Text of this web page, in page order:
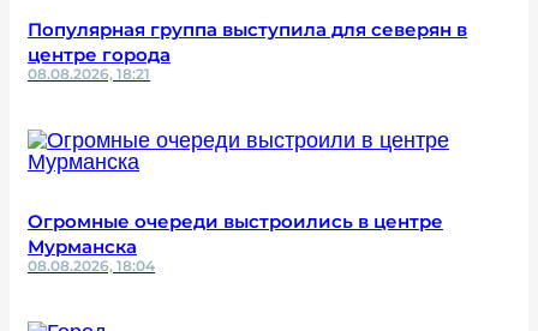
Популярная группа выступила для северян в
центре города
08.08.2026, 18:21
Огромные очереди выстроились в центре
Мурманска
08.08.2026, 18:04